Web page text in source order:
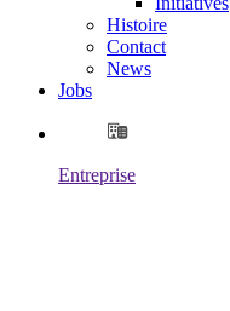
Histoire
Contact
News
Jobs
Entreprise